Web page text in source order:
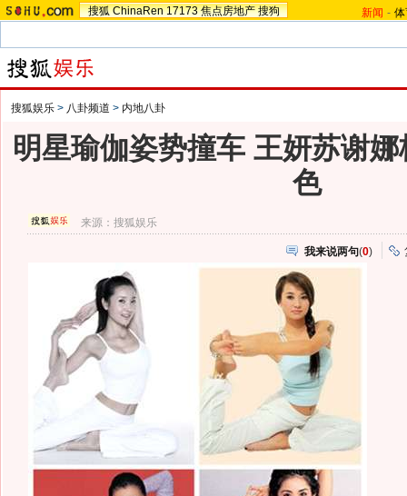
搜狐 ChinaRen 17173 焦点房地产 搜狗 新闻 -
搜狐娱乐 > 八卦频道 > 内地八卦
明星瑜伽姿势撞车 王妍苏谢
色
来源：搜狐娱乐
我来说两句(0)